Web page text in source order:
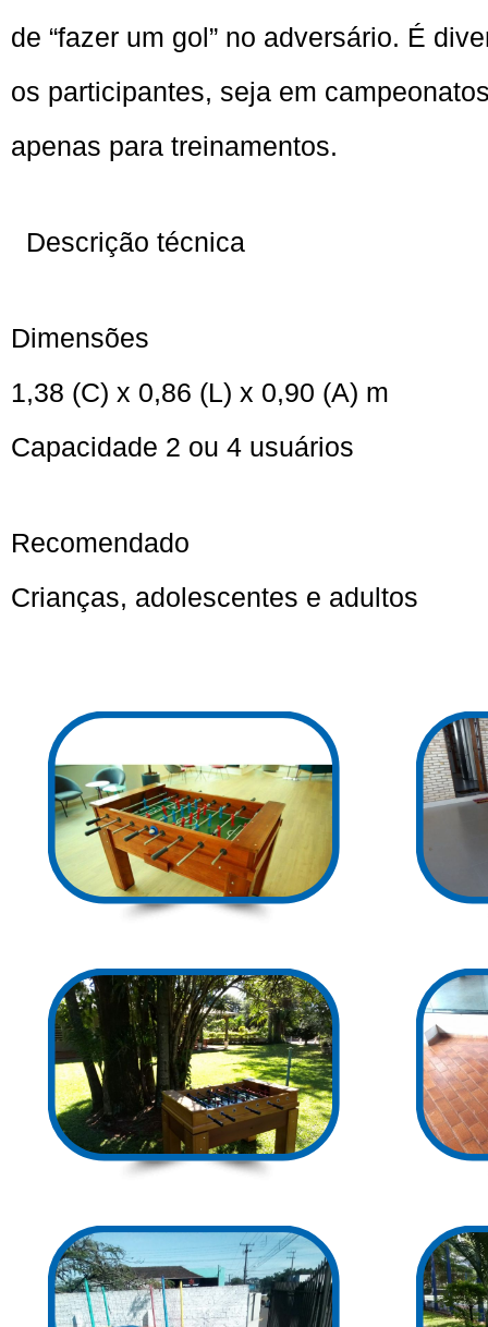
de “fazer um gol” no adversário. É
os participantes, seja em
apenas para treinamentos.
Descrição técnica
Dimensões
1,38 (C) x 0,86 (L) x 0,90 (A) m
Capacidade 2 ou 4 usuários
Recomendado
Crianças, adolescentes e adultos